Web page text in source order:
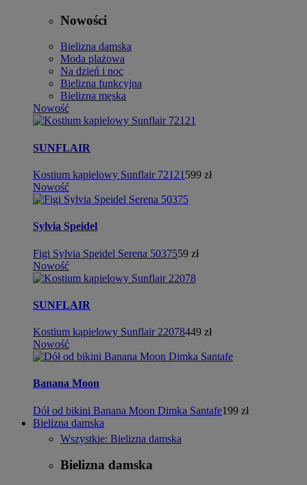
Nowości
Bielizna damska
Moda plażowa
Na dzień i noc
Bielizna funkcyjna
Bielizna męska
Nowość
SUNFLAIR
Kostium kąpielowy Sunflair 72121 599 zł
Nowość
Sylvia Speidel
Figi Sylvia Speidel Serena 5037559 zł
Nowość
SUNFLAIR
Kostium kąpielowy Sunflair 22078449 zł
Nowość
Banana Moon
Dół od bikini Banana Moon Dimka Santafe199 zł
Bielizna damska
Wszystkie: Bielizna damska
Bielizna damska